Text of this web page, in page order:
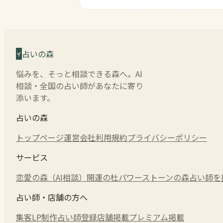
占いの森
悩みを、そっと相談できる森へ。AI
相談・全国の占い師があなたに寄り
添います。
占いの森
トップページ運営会社利用規約プライバシーポリシー
サービス
恋愛の森（AI相談） 開運の杜パワーストーンの森占い師
占い師・店舗の方へ
集客LP制作占い師登録店舗掲載プレミアム掲載